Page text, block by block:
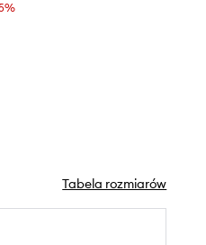
Tabela rozmiarów